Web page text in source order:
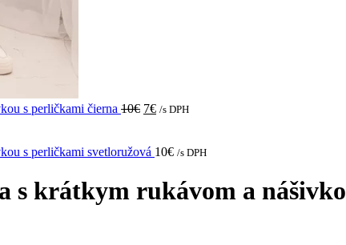
s perličkami čierna 10€ Original
10€.
7€Current
7€.
/s DPH
s perličkami svetloružová 10€ /s DPH
s krátkym rukávom a